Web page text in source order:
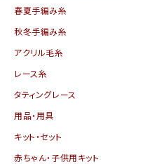
春夏手編み糸
秋冬手編み糸
アクリル毛糸
レース糸
タティングレース
用品・用具
キット・セット
赤ちゃん・子供用キット